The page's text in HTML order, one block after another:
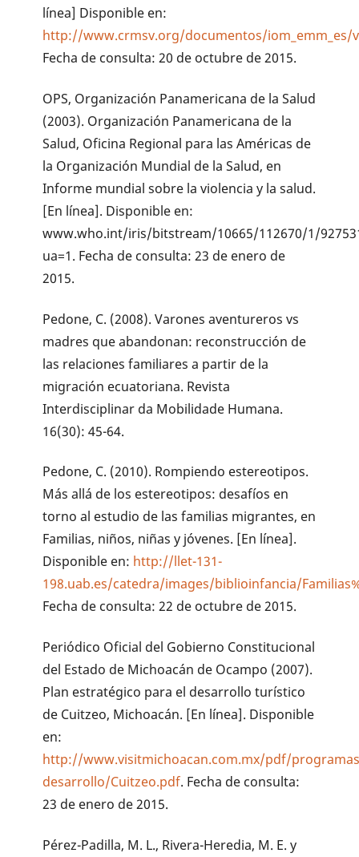
línea] Disponible en:
http://www.crmsv.org/documentos/iom_emm_es/
Fecha de consulta: 20 de octubre de 2015.
OPS, Organización Panamericana de la Salud
(2003). Organización Panamericana de la
Salud, Oficina Regional para las Américas de
la Organización Mundial de la Salud, en
Informe mundial sobre la violencia y la salud.
[En línea]. Disponible en:
www.who.int/iris/bitstream/10665/112670/1/
ua=1. Fecha de consulta: 23 de enero de
2015.
Pedone, C. (2008). Varones aventureros vs
madres que abandonan: reconstrucción de
las relaciones familiares a partir de la
migración ecuatoriana. Revista
Interdisciplinar da Mobilidade Humana.
16(30): 45-64.
Pedone, C. (2010). Rompiendo estereotipos.
Más allá de los estereotipos: desafíos en
torno al estudio de las familias migrantes, en
Familias, niños, niñas y jóvenes. [En línea].
Disponible en: http://llet-131-
198.uab.es/catedra/images/biblioinfancia/
Fecha de consulta: 22 de octubre de 2015.
Periódico Oficial del Gobierno Constitucional
del Estado de Michoacán de Ocampo (2007).
Plan estratégico para el desarrollo turístico
de Cuitzeo, Michoacán. [En línea]. Disponible
en:
http://www.visitmichoacan.com.mx/pdf/
desarrollo/Cuitzeo.pdf. Fecha de consulta:
23 de enero de 2015.
Pérez-Padilla, M. L., Rivera-Heredia, M. E. y